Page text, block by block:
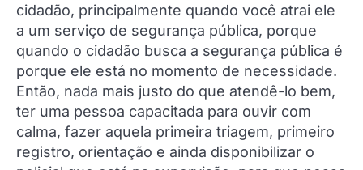
cidadão, principalmente quando você atrai ele
a um serviço de segurança pública, porque
quando o cidadão busca a segurança pública é
porque ele está no momento de necessidade.
Então, nada mais justo do que atendê-lo bem,
ter uma pessoa capacitada para ouvir com
calma, fazer aquela primeira triagem, primeiro
registro, orientação e ainda disponibilizar o